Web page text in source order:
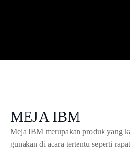
MEJA IBM
Meja IBM merupakan produk yang
gunakan di acara tertentu seperti